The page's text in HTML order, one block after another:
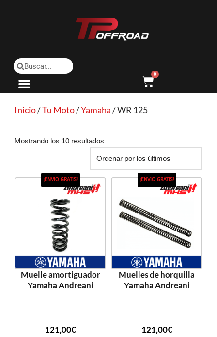
0
Inicio/Tu Moto/Yamaha/ WR 125
Mostrando los 10 resultados
¡ENVÍO GRATIS!
Muelle amortiguador
Yamaha Andreani
121,00€
¡ENVÍO GRATIS!
Muelles de horquilla
Yamaha Andreani
121,00€